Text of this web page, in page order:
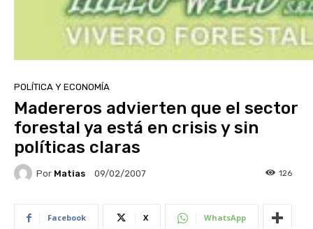
POLÍTICA Y ECONOMÍA
Madereros advierten que el sector
forestal ya está en crisis y sin
políticas claras
Por Matias 09/02/2007 126
Facebook X WhatsApp